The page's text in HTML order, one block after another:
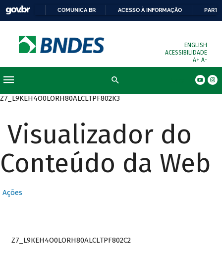
COMUNICA BR ACESSO À INFORMAÇÃO
ENGLISH
ACESSIBILIDADE
A+ A-
Z7_L9KEH4O0LORH80ALCLTPF802K3
Visualizador do
Conteúdo da Web
Ações
Z7_L9KEH4O0LORH80ALCLTPF802C2